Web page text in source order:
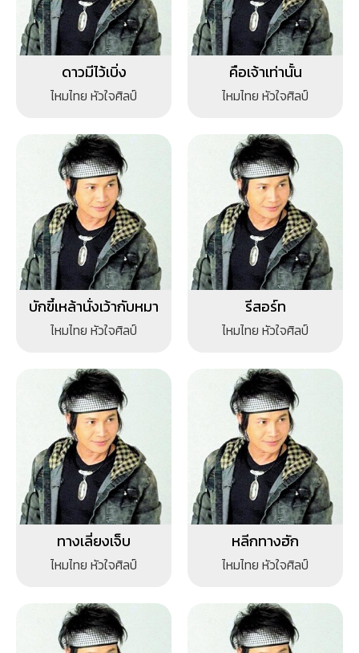
ดาวมีไว้เบิ่ง
ไหมไทย หัวใจศิลป์
คือเจ้าเท่านั้น
ไหมไทย หัวใจศิลป์
บักขี้เหล้านั่งเว้ากับหมา
ไหมไทย หัวใจศิลป์
รีสอร์ท
ไหมไทย หัวใจศิลป์
ทางเลี่ยงเจ็บ
ไหมไทย หัวใจศิลป์
หลีกทางฮัก
ไหมไทย หัวใจศิลป์